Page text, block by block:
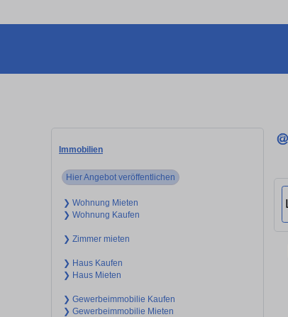
Immobilien
Hier Angebot veröffentlichen
❯ Wohnung Mieten
❯ Wohnung Kaufen
❯ Zimmer mieten
❯ Haus Kaufen
❯ Haus Mieten
❯ Gewerbeimmobilie Kaufen
❯ Gewerbeimmobilie Mieten